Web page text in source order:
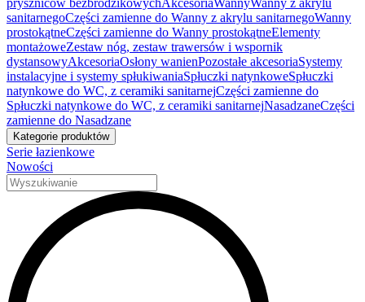
pryszniców bezbrodzikowychAkcesoriaWannyWanny z akrylu
sanitarnegoCzęści zamienne do Wanny z akrylu sanitarnegoWanny
prostokątneCzęści zamienne do Wanny prostokątneElementy
montażoweZestaw nóg, zestaw trawersów i wspornik
dystansowyAkcesoriaOsłony wanienPozostałe akcesoriaSystemy
instalacyjne i systemy spłukiwaniaSpłuczki natynkoweSpłuczki
natynkowe do WC, z ceramiki sanitarnejCzęści zamienne do
Spłuczki natynkowe do WC, z ceramiki sanitarnejNasadzaneCzęści
zamienne do Nasadzane
Kategorie produktów
Serie łazienkowe
Nowości